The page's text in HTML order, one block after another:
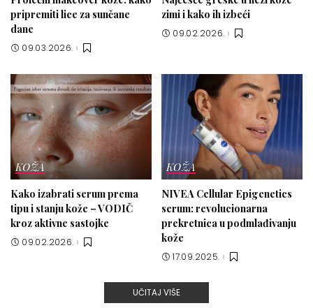
pripremiti lice za sunčane
dane
09.03.2026.
zimi i kako ih izbeći
09.02.2026.
KOŽA
Kako izabrati serum prema
tipu i stanju kože – VODIČ
kroz aktivne sastojke
09.02.2026.
KOŽA
NIVEA Cellular Epigenetics
serum: revolucionarna
prekretnica u podmlađivanju
kože
17.09.2025.
UČITAJ VIŠE